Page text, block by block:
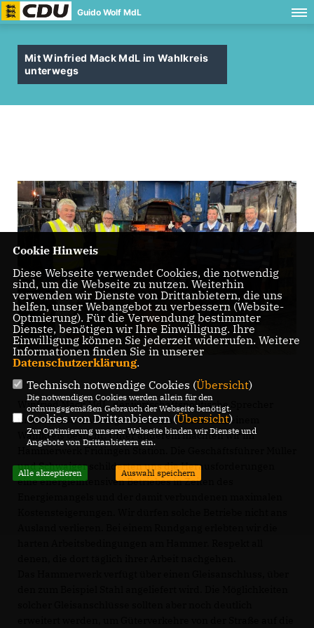
Guido Wolf MdL
Mit Winfried Mack MdL im Wahlkreis
unterwegs
Winfried Mack MdL, der wirtschaftspolitische Sprecher
unserer CDU-Landtagsfraktion, hat mich in meinem
Wahlkreis besucht. Unter anderem machten wir im
Hammerwerk Fridingen Station. Die Geschäftsführer Müller
und Schwaiger schilderten uns die Herausforderungen
eine energieintensiven Betriebes in Zeiten des
Cookie Hinweis
Diese Webseite verwendet Cookies, die notwendig
sind, um die Webseite zu nutzen. Weiterhin
verwenden wir Dienste von Drittanbietern, die uns
helfen, unser Webangebot zu verbessern (Website-
Optmierung). Für die Verwendung bestimmter
Dienste, benötigen wir Ihre Einwilligung. Ihre
Einwilligung können Sie jederzeit widerrufen. Weitere
Informationen finden Sie in unserer
Datenschutzerklärung.
Technisch notwendige Cookies (Übersicht)
Die notwendigen Cookies werden allein für den
ordnungsgemäßen Gebrauch der Webseite benötigt.
Cookies von Drittanbietern (Übersicht)
Zur Optimierung unserer Webseite binden wir Dienste und
Angebote von Drittanbietern ein.
Alle akzeptieren Auswahl speichern